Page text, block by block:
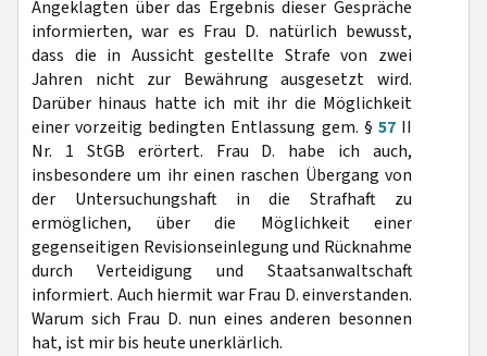
Angeklagten über das Ergebnis dieser Gespräche
informierten, war es Frau D. natürlich bewusst,
dass die in Aussicht gestellte Strafe von zwei
Jahren nicht zur Bewährung ausgesetzt wird.
Darüber hinaus hatte ich mit ihr die Möglichkeit
einer vorzeitig bedingten Entlassung gem. § 57II
Nr. 1 StGB erörtert. Frau D. habe ich auch,
insbesondere um ihr einen raschen Übergang von
der Untersuchungshaft in die Strafhaft zu
ermöglichen, über die Möglichkeit einer
gegenseitigen Revisionseinlegung und Rücknahme
durch Verteidigung und Staatsanwaltschaft
informiert. Auch hiermit war Frau D. einverstanden.
Warum sich Frau D. nun eines anderen besonnen
hat, ist mir bis heute unerklärlich.